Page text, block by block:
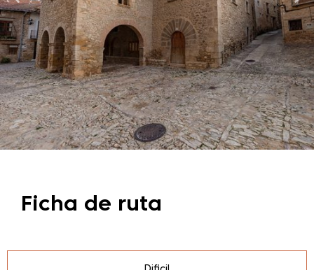
Ficha de ruta